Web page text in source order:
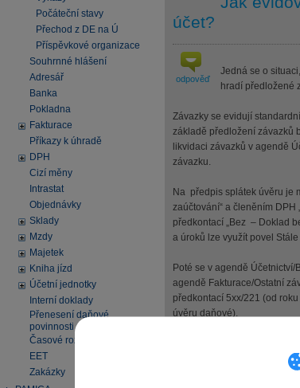
Počáteční stavy
Přechod z DE na Ú
Příspěvkové organizace
Souhrnné hlášení
Adresář
Banka
Pokladna
Fakturace
Příkazy k úhradě
DPH
Cizí měny
Intrastat
Objednávky
Sklady
Mzdy
Majetek
Kniha jízd
Účetní jednotky
Interní doklady
Přenesení daňové
povinnosti
Časové rozlišení
EET
Zakázky
účet?
odpověď
Jedná se o
hradí předložené
Závazky se evidují
základě předložení závazků
likvidaci závazků v agendě
závazku.
Na předpis splátek úvěru je
zaúčtování“ a členěním
předkontací „Bez – Doklad
a úroků lze využít povel
Poté se v agendě
agendě Fakturace/Ostatní
předkontací 5xx/221 (od
úvěru daňové).
Pomohla Vám tato